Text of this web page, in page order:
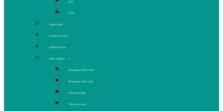
2017
2018
Gaz de schiste
Femmes de parole
Liberté de presse
Cahiers spéciaux
Hommage à Élie Laroche
Hommage à Jean Laurin
10e anniversaire
Cahiers du Japon